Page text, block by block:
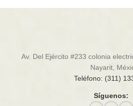
Av. Del Ejército #233 colonia
Nayarit,
Teléfono: (311)
Síguenos: